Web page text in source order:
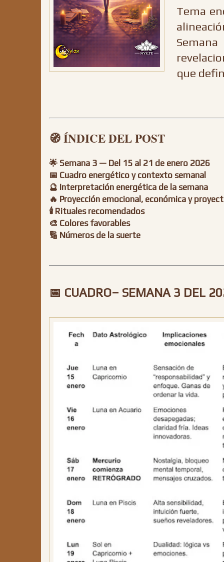
Tema
que
🧭 ÍNDICE DEL POST
🌟 Semana 3 — Del 15 al 21 de enero 2026
📅 Cuadro energético y contexto semanal
🔮 Interpretación energética de la semana
🔥 Proyección emocional, económica y
🕯 Rituales recomendados
🎨 Colores favorables
🔢 Números de la suerte
📅 CUADRO– SEMANA 3 DEL